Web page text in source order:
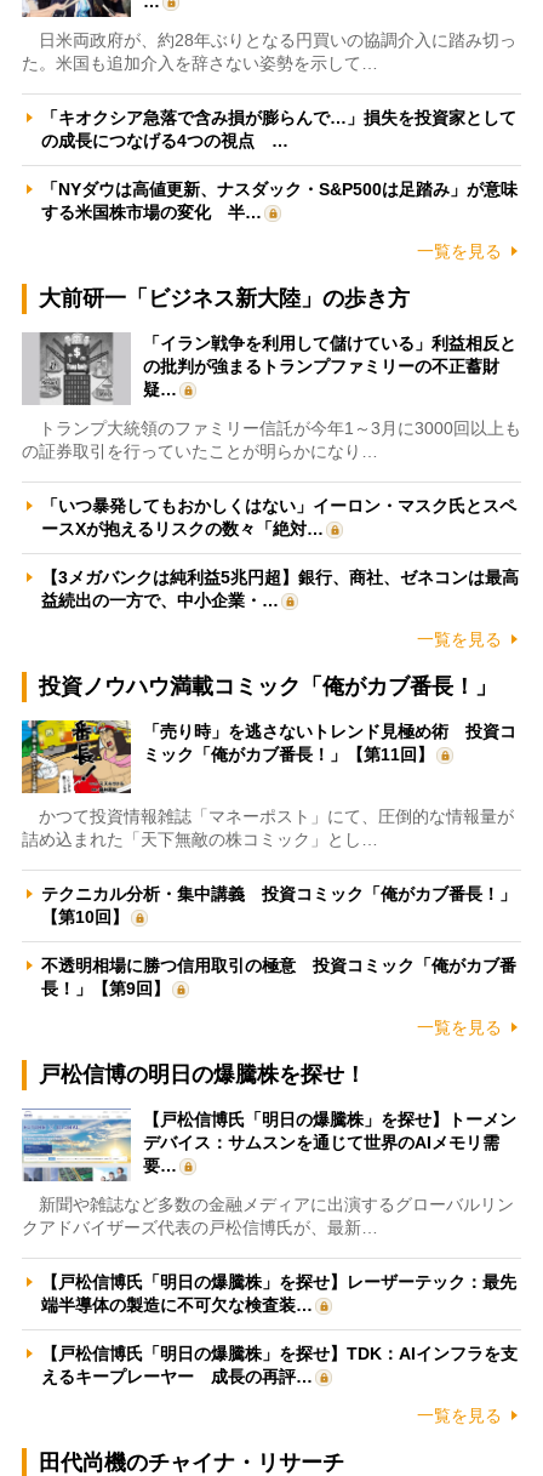
日米両政府が、約28年ぶりとなる円買いの協調介入に踏み切っ
た。米国も追加介入を辞さない姿勢を示して…
「キオクシア急落で含み損が膨らんで…」損失を投資家として
の成長につなげる4つの視点 …
「NYダウは高値更新、ナスダック・S&P500は足踏み」が意味
する米国株市場の変化 半…
一覧を見る
大前研一「ビジネス新大陸」の歩き方
「イラン戦争を利用して儲けている」利益相反と
の批判が強まるトランプファミリーの不正蓄財
疑…
トランプ大統領のファミリー信託が今年1～3月に3000回以上も
の証券取引を行っていたことが明らかになり…
「いつ暴発してもおかしくはない」イーロン・マスク氏とスペ
ースXが抱えるリスクの数々「絶対…
【3メガバンクは純利益5兆円超】銀行、商社、ゼネコンは最高
益続出の一方で、中小企業・…
一覧を見る
投資ノウハウ満載コミック「俺がカブ番長！」
「売り時」を逃さないトレンド見極め術 投資コ
ミック「俺がカブ番長！」【第11回】
かつて投資情報雑誌「マネーポスト」にて、圧倒的な情報量が
詰め込まれた「天下無敵の株コミック」とし…
テクニカル分析・集中講義 投資コミック「俺がカブ番長！」
【第10回】
不透明相場に勝つ信用取引の極意 投資コミック「俺がカブ番
長！」【第9回】
一覧を見る
戸松信博の明日の爆騰株を探せ！
【戸松信博氏「明日の爆騰株」を探せ】トーメン
デバイス：サムスンを通じて世界のAIメモリ需
要…
新聞や雑誌など多数の金融メディアに出演するグローバルリン
クアドバイザーズ代表の戸松信博氏が、最新…
【戸松信博氏「明日の爆騰株」を探せ】レーザーテック：最先
端半導体の製造に不可欠な検査装…
【戸松信博氏「明日の爆騰株」を探せ】TDK：AIインフラを支
えるキープレーヤー 成長の再評…
一覧を見る
田代尚機のチャイナ・リサーチ